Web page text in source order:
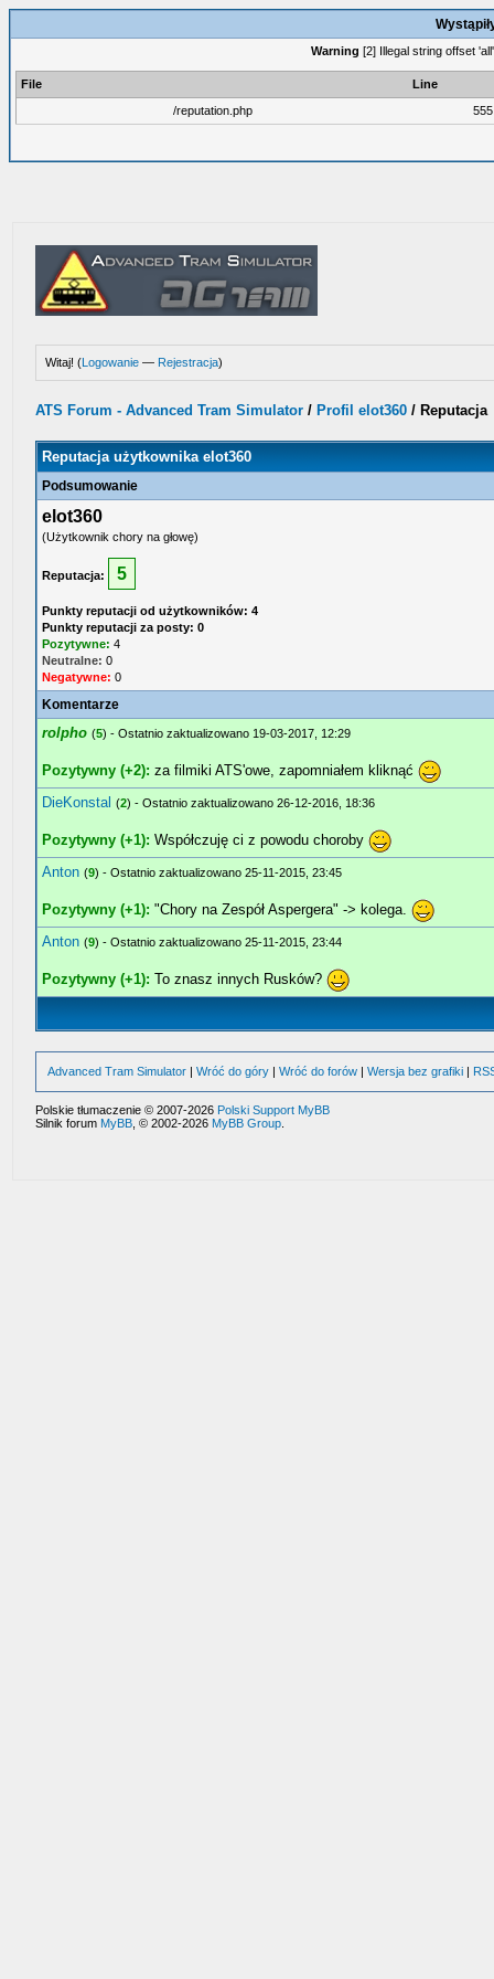
Warning [2] Illegal string offset
File
Line
/reputation.php
555
Witaj! (Logowanie — Rejestracja)
ATS Forum - Advanced Tram Simulator / Profil elot360 / Reputacja
Reputacja użytkownika elot360
Podsumowanie
elot360
(Użytkownik chory na głowę)
Reputacja: 5
Punkty reputacji od użytkowników: 4
Punkty reputacji za posty: 0
Pozytywne: 4
Neutralne: 0
Negatywne: 0
Komentarze
rolpho (5) - Ostatnio zaktualizowano 19-03-2017, 12:29
Pozytywny (+2): za filmiki ATS'owe, zapomniałem kliknąć
DieKonstal (2) - Ostatnio zaktualizowano 26-12-2016, 18:36
Pozytywny (+1): Współczuję ci z powodu choroby
Anton (9) - Ostatnio zaktualizowano 25-11-2015, 23:45
Pozytywny (+1): "Chory na Zespół Aspergera" -> kolega.
Anton (9) - Ostatnio zaktualizowano 25-11-2015, 23:44
Pozytywny (+1): To znasz innych Rusków?
Advanced Tram Simulator |Wróć do góry |Wróć do forów |Wersja bez grafiki |
Polskie tłumaczenie © 2007-2026 Polski Support MyBB
Silnik forum MyBB , © 2002-2026 MyBB Group